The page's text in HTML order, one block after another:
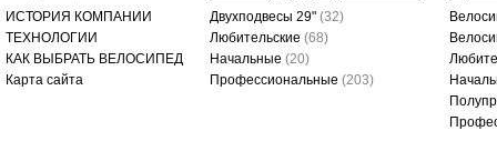
ИСТОРИЯ КОМПАНИИ
ТЕХНОЛОГИИ
КАК ВЫБРАТЬ ВЕЛОСИПЕД
Карта сайта
Двухподвесы 29" (32)
Любительские (68)
Начальные (20)
Профессиональные (203)